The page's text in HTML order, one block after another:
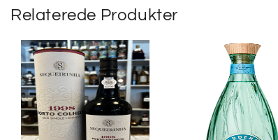
Relaterede Produkter